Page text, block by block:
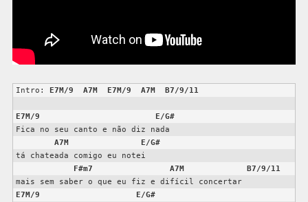
Intro: E7M/9 A7M E7M/9 A7M B7/9/11
E7M/9
E/G#
Fica no seu canto e não diz nada
A7M
E/G#
tá chateada comigo eu notei
F#m7
A7M
B7/9/11
mais sem saber o que eu fiz e difícil concertar
E7M/9
E/G#